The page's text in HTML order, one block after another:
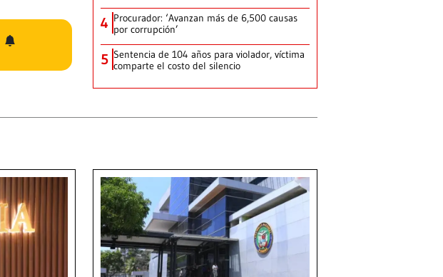
4 Procurador: ‘Avanzan más de 6,500 causas
por corrupción’
5 Sentencia de 104 años para violador, víctima
comparte el costo del silencio